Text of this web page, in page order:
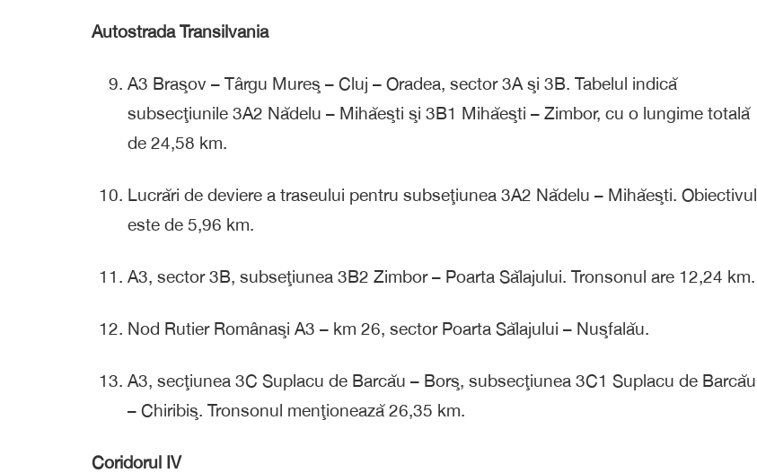
Autostrada Transilvania
A3 Braşov – Târgu Mureş – Cluj – Oradea, sector 3A şi 3B. Tabelul indică
subsecţiunile 3A2 Nădelu – Mihăeşti şi 3B1 Mihăeşti – Zimbor, cu o lungime totală
de 24,58 km.
Lucrări de deviere a traseului pentru subseţiunea 3A2 Nădelu – Mihăeşti. Obiectivul
este de 5,96 km.
A3, sector 3B, subseţiunea 3B2 Zimbor – Poarta Sălajului. Tronsonul are 12,24 km.
Nod Rutier Românaşi A3 – km 26, sector Poarta Sălajului – Nuşfalău.
A3, secţiunea 3C Suplacu de Barcău – Borş, subsecţiunea 3C1 Suplacu de Barcău
– Chiribiş. Tronsonul menţionează 26,35 km.
Coridorul IV